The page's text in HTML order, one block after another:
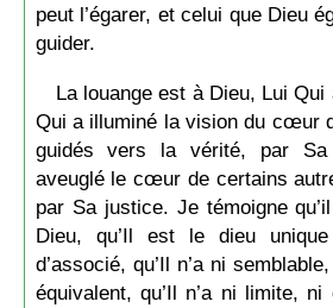
peut l’égarer, et celui que Dieu
guider.
La louange est à Dieu, Lui
Qui a illuminé la vision du cœur
guidés vers la vérité, par
aveuglé le cœur de certains
par Sa justice. Je témoigne
Dieu, qu’Il est le dieu
d’associé, qu’Il n’a ni
équivalent, qu’Il n’a ni limite,